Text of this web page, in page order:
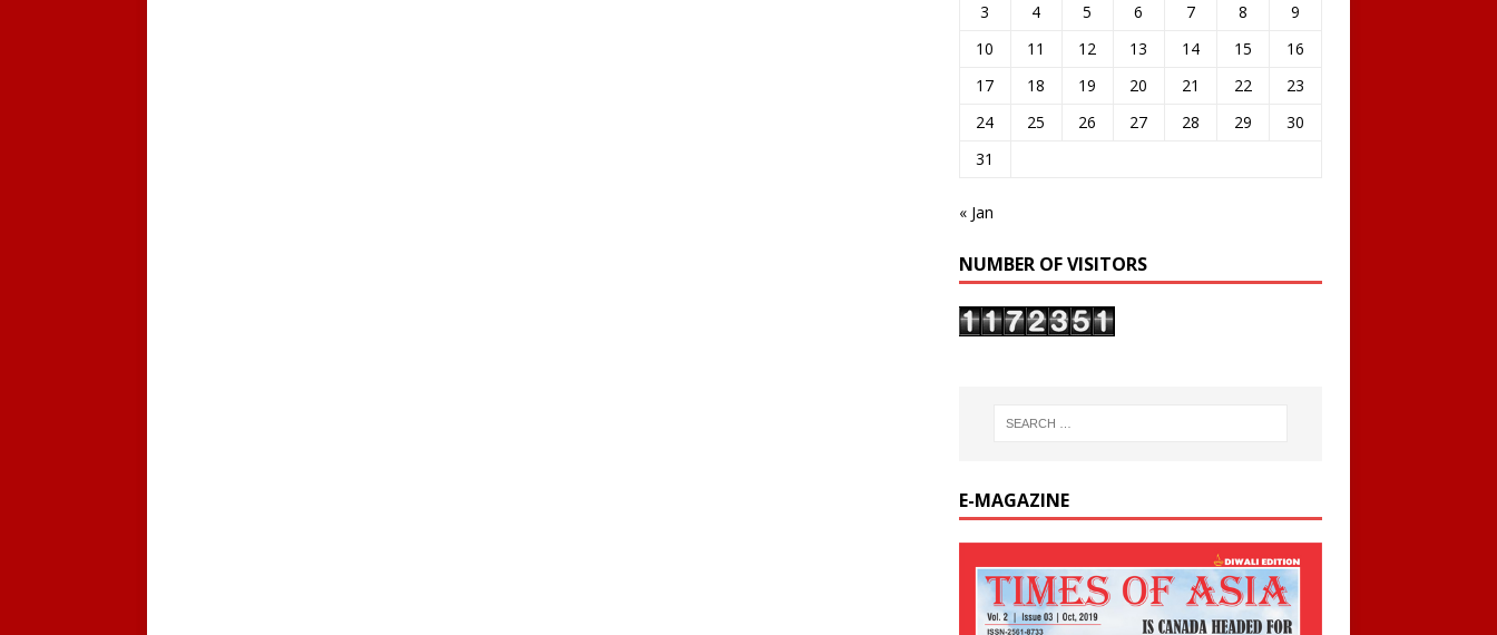
3
4 5 6 7 8
9
10
11 12 13 14 15
16
17
18 19 20 21 22
23
24
25 26 27 28 29
30
31
« Jan
NUMBER OF VISITORS
E-MAGAZINE